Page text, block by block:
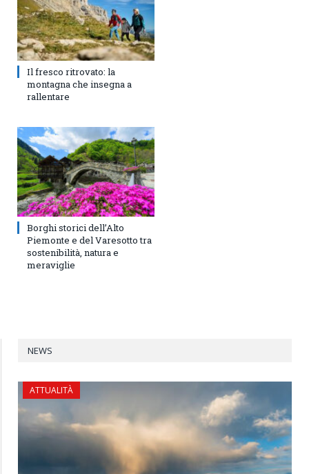
Il fresco ritrovato: la
montagna che insegna a
rallentare
Borghi storici dell’Alto
Piemonte e del Varesotto tra
sostenibilità, natura e
meraviglie
NEWS
ATTUALITÀ